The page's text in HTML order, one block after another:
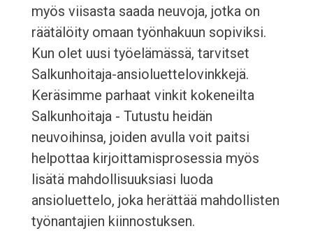
myös viisasta saada neuvoja, jotka on
räätälöity omaan työnhakuun sopiviksi.
Kun olet uusi työelämässä, tarvitset
Salkunhoitaja-ansioluettelovinkkejä.
Keräsimme parhaat vinkit kokeneilta
Salkunhoitaja - Tutustu heidän
neuvoihinsa, joiden avulla voit paitsi
helpottaa kirjoittamisprosessia myös
lisätä mahdollisuuksiasi luoda
ansioluettelo, joka herättää mahdollisten
työnantajien kiinnostuksen.